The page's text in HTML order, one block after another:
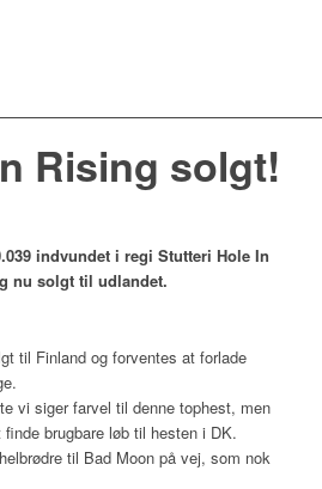
Rising solgt!
indvundet i regi Stutteri Hole In
nu solgt til udlandet.
til Finland og forventes at forlade
vi siger farvel til denne tophest, men
brugbare løb til hesten i DK.
til Bad Moon på vej, som nok